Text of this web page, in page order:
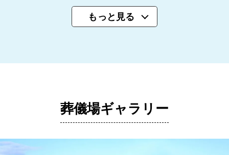
もっと見る
葬儀場ギャラリー